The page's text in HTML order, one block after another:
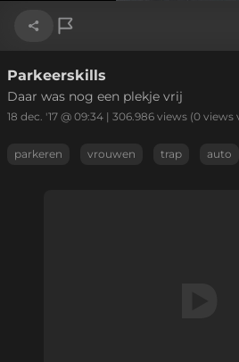
Link kopiëren
Parkeerskills
Daar was nog een plekje vrij
18 dec. '17 @ 09:34 | 306.986 views (0 views
parkeren vrouwen trap auto